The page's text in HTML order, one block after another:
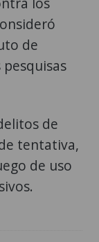
de
de
tentativa,
de uso